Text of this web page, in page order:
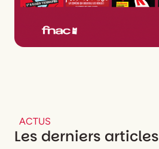
ACTUS
Les derniers articles